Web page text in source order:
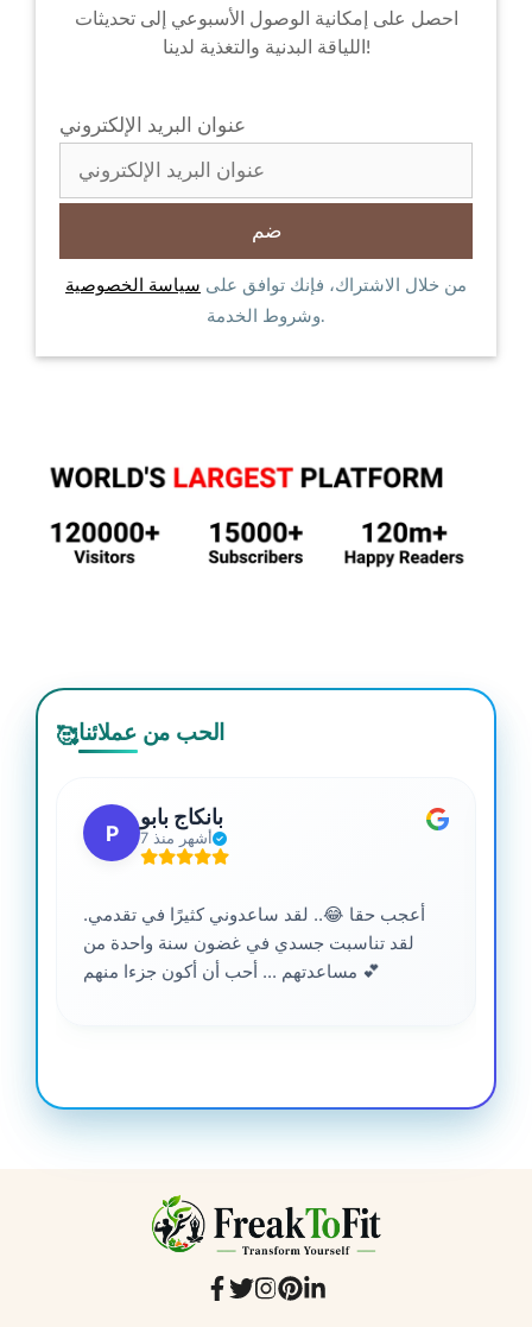
احصل على إمكانية الوصول الأسبوعي إلى تحديثات
اللياقة البدنية والتغذية لدينا!
عنوان البريد الإلكتروني
من خلال الاشتراك، فإنك توافق على سياسة الخصوصية
وشروط الخدمة.
🥰الحب من عملائنا
P
بانكاج بابو
7 أشهر منذ
أعجب حقا 😂.. لقد ساعدوني كثيرًا في تقدمي.
لقد تناسبت جسدي في غضون سنة واحدة من
مساعدتهم ... أحب أن أكون جزءا منهم 💕